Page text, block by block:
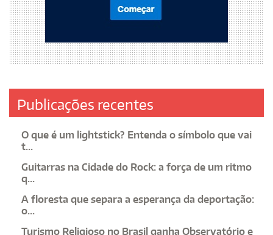
Publicações recentes
O que é um lightstick? Entenda o símbolo que vai
t...
Guitarras na Cidade do Rock: a força de um ritmo
q...
A floresta que separa a esperança da deportação:
o...
Turismo Religioso no Brasil ganha Observatório e